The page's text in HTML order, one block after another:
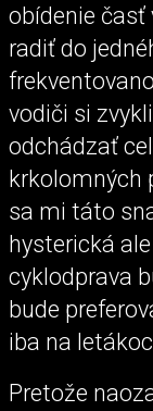
obídenie časť
radiť do
vodiči si
odchádzať
krkolomných
sa mi táto
hysterická
cyklodprava
bude
iba na
Pretože